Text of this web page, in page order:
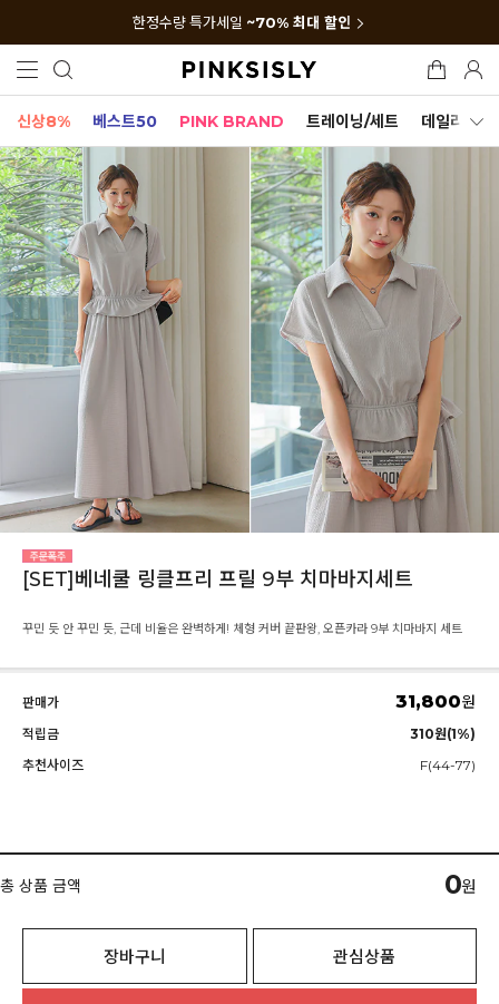
한정수량 특가세일 ~70% 최대 할인
신상8% 베스트50 PINK BRAND 트레이닝/세트 데일리세트
[SET]베네쿨 링클프리 프릴 9부 치마바지세트
꾸민 듯 안 꾸민 듯, 근데 비율은 완벽하게! 체형 커버 끝판왕, 오픈카라 9부 치마바지 세트
판매가 31,800원
적립금
310원(1%)
추천사이즈
F(44-77)
총 상품 금액 0원
장바구니 관심상품